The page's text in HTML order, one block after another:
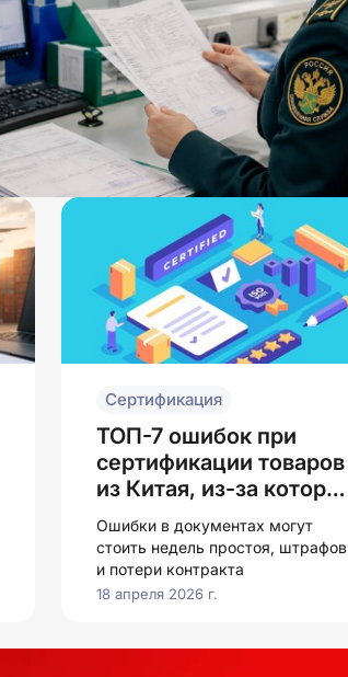
Сертификация
ТОП-7 ошибок при
сертификации товаров
из Китая, из-за которых
груз разворачивают на
границе
Ошибки в документах могут
стоить недель простоя, штрафов
и потери контракта
18 апреля 2026 г.